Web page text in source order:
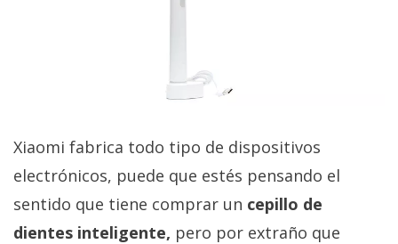
Xiaomi fabrica todo tipo de dispositivos
electrónicos, puede que estés pensando el
sentido que tiene comprar un cepillo de
dientes inteligente, pero por extraño que